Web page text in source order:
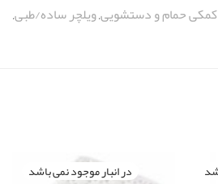
کمکی حمام و دستشویی,ویلچر ساده/طبی,